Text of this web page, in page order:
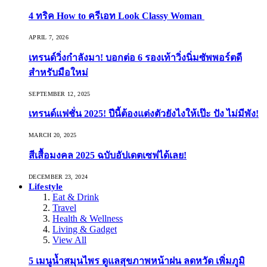
4 ทริค How to ครีเอท Look Classy Woman
APRIL 7, 2026
เทรนด์วิ่งกำลังมา! บอกต่อ 6 รองเท้าวิ่งนิ่มซัพพอร์ตดี
สำหรับมือใหม่
SEPTEMBER 12, 2025
เทรนด์แฟชั่น 2025! ปีนี้ต้องแต่งตัวยังไงให้เป๊ะ ปัง ไม่มีพัง!
MARCH 20, 2025
สีเสื้อมงคล 2025 ฉบับอัปเดตเซฟได้เลย!
DECEMBER 23, 2024
Lifestyle
Eat & Drink
Travel
Health & Wellness
Living & Gadget
View All
5 เมนูน้ำสมุนไพร ดูแลสุขภาพหน้าฝน ลดหวัด เพิ่มภูมิ